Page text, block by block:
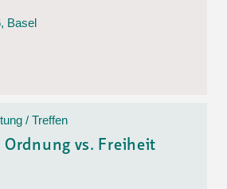
Basel
/ Treffen
Ordnung vs. Freiheit